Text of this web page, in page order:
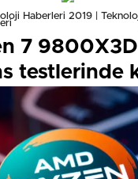
Haberleri 2019 |
7 9800X3D
testlerinde